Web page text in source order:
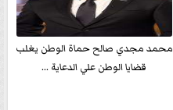
محمد مجدي صالح حماة الوطن يغلب
قضايا الوطن علي الدعاية ...